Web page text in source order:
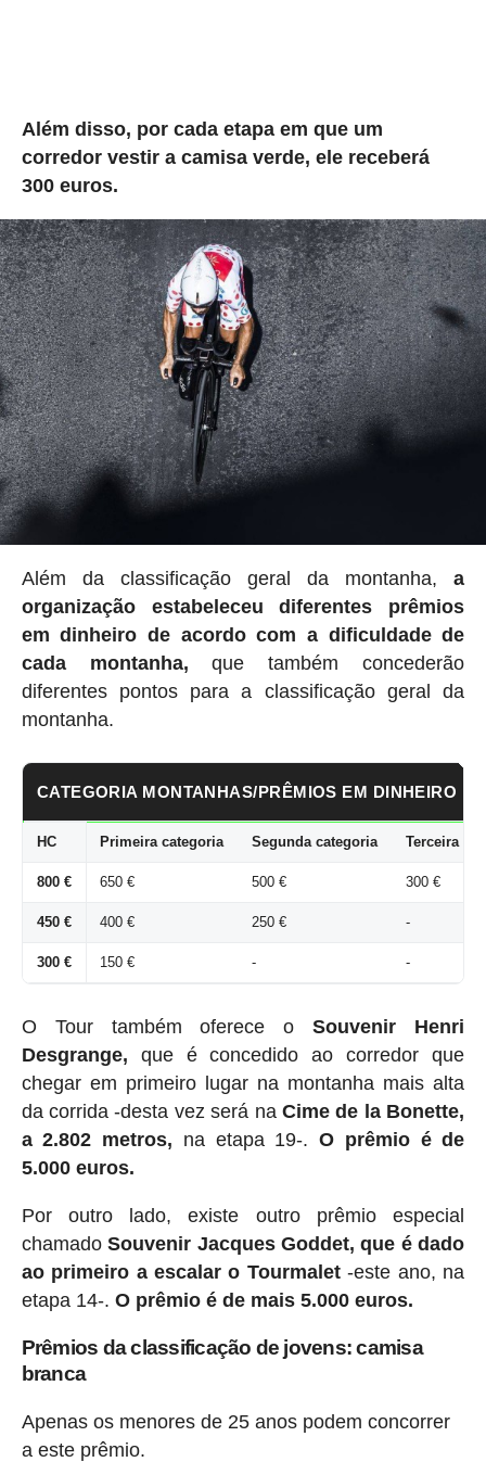
Além disso, por cada etapa em que um
corredor vestir a camisa verde, ele receberá
300 euros.
Além da classificação geral da montanha,a
organização estabeleceu
diferentes prêmios
em dinheiro de acordo com a dificuldade de
cada montanha, que também concederão
diferentes pontos para a classificação geral da
montanha.
CATEGORIA MONTANHAS/PRÊMIOS EM DINHEIRO
HC Primeira categoria Segunda categoria Terceira
800 € 650 € 500 € 300 €
450 € 400 € 250 € -
300 € 150 € - -
O Tour também oferece oSouvenir Henri
Desgrange, que é concedido ao corredor que
chegar em primeiro lugar na montanha mais alta
da corrida -desta vez será naCime de la Bonette,
a 2.802 metros, na etapa 19-.O prêmio é de
5.000 euros.
Por outro lado, existe outro prêmio especial
chamadoSouvenir Jacques Goddet, que é dado
ao primeiro a escalar o Tourmalet-este ano, na
etapa 14-. O prêmio é de mais 5.000 euros.
Prêmios da classificação de jovens: camisa
branca
Apenas os menores de 25 anos podem concorrer
a este prêmio.